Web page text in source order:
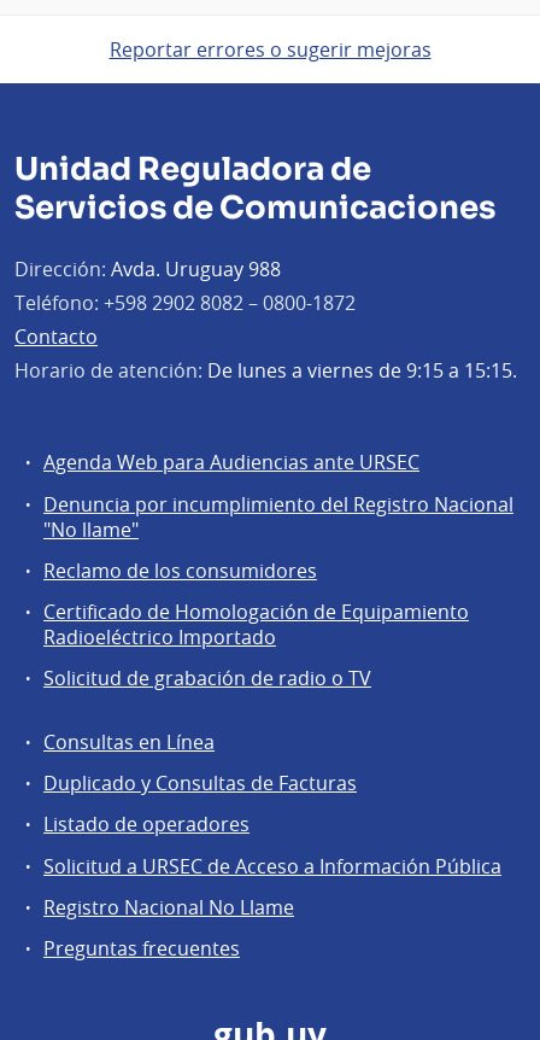
Reportar errores o sugerir mejoras
Unidad Reguladora de
Servicios de Comunicaciones
Dirección: Avda. Uruguay 988
Teléfono: +598 2902 8082 – 0800-1872
Contacto
Horario de atención: De lunes a viernes de 9:15 a 15:15.
Servicios
comunidad
Agenda Web para Audiencias ante URSEC
Denuncia por incumplimiento del Registro Nacional
"No llame"
Reclamo de los consumidores
Certificado de Homologación de Equipamiento
Radioeléctrico Importado
Solicitud de grabación de radio o TV
Agentes
regulados
Consultas en Línea
Duplicado y Consultas de Facturas
Listado de operadores
Solicitud a URSEC de Acceso a Información Pública
Registro Nacional No Llame
Preguntas frecuentes